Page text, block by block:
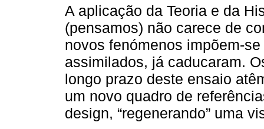
A aplicação da Teoria e da
(pensamos) não carece de
novos fenómenos impõem-
assimilados, já caducaram.
longo prazo deste ensaio
um novo quadro de
design, “regenerando” uma